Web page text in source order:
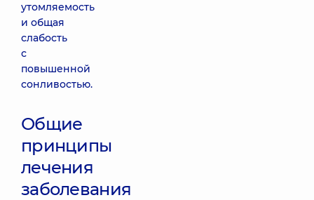
утомляемость
и общая
слабость
с
повышенной
сонливостью.
Общие
принципы
лечения
заболевания